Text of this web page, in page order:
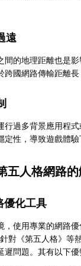
遠
間的地理距離也是
國網路傳輸距離長
行過多背景應用程
性，導致遊戲體驗
五人格網路
優化工具
，使用專業的網路
對《第五人格》等
問題。其有以下優